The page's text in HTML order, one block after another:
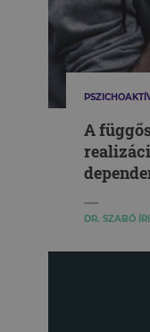
A
DR. SZABÓ